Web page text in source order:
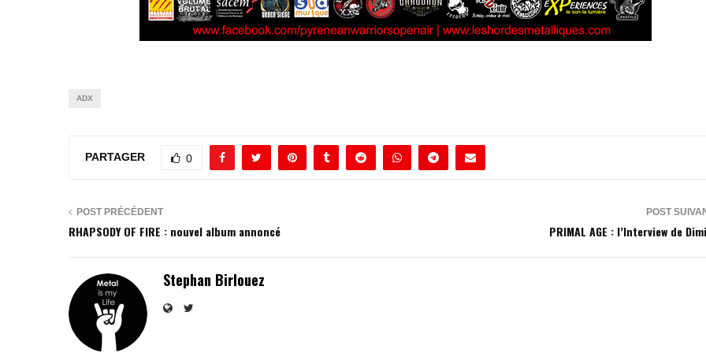
ADX
PARTAGER 0
POST PRÉCÉDENT
RHAPSODY OF FIRE : nouvel album annoncé
POST
PRIMAL AGE : l’Interview de
Stephan Birlouez